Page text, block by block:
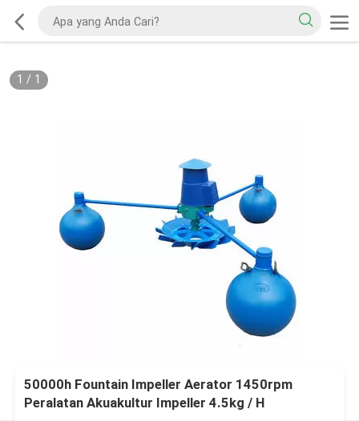
1 / 1
50000h Fountain Impeller Aerator 1450rpm
Peralatan Akuakultur Impeller 4.5kg / H